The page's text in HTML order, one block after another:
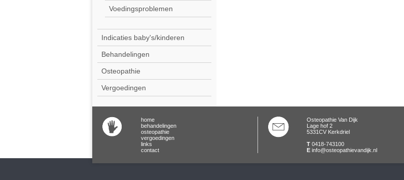
Voedingsproblemen
Indicaties baby's/kinderen
Behandelingen
Osteopathie
Vergoedingen
home
behandelingen
osteopathie
vergoedingen
links
contact
Osteopathie Van Dijk
Lage hof 2
5331CV Kerkdriel
T 0418-743100
E info@osteopathievandijk.nl